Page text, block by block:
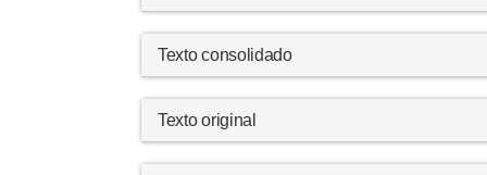
Texto consolidado
Texto original